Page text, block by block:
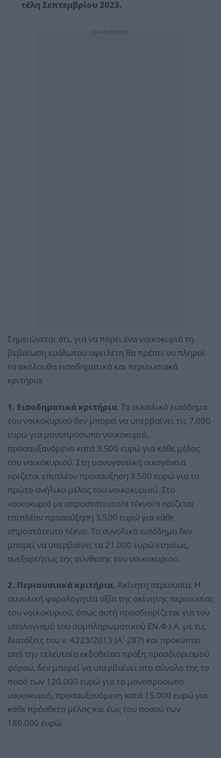
τέλη Σεπτεμβρίου 2023.
Σημειώνεται ότι, για να πάρει ένα νοικοκυριό τη
βεβαίωση ευάλωτου οφειλέτη θα πρέπει να πληροί
τα ακόλουθα εισοδηματικά και περιουσιακά
κριτήρια:
1. Εισοδηματικά κριτήρια. Το συνολικό εισόδημα
του νοικοκυριού δεν μπορεί να υπερβαίνει τις 7.000
ευρώ για μονοπρόσωπο νοικοκυριό,
προσαυξανόμενο κατά 3.500 ευρώ για κάθε μέλος
του νοικοκυριού. Στη μονογονεϊκή οικογένεια
ορίζεται επιπλέον προσαύξηση 3.500 ευρώ για το
πρώτο ανήλικο μέλος του νοικοκυριού. Στο
νοικοκυριό με απροστάτευτο/α τέκνο/α ορίζεται
επιπλέον προσαύξηση 3.500 ευρώ για κάθε
απροστάτευτο τέκνο. Το συνολικό εισόδημα δεν
μπορεί να υπερβαίνει τα 21.000 ευρώ ετησίως,
ανεξαρτήτως της σύνθεσης του νοικοκυριού.
2. Περιουσιακά κριτήρια. Ακίνητη περιουσία: Η
συνολική φορολογητέα αξία της ακίνητης περιουσίας
του νοικοκυριού, όπως αυτή προσδιορίζεται για τον
υπολογισμό του συμπληρωματικού ΕΝ.Φ.Ι.Α. με τις
διατάξεις του ν. 4223/2013 (Α` 287) και προκύπτει
από την τελευταία εκδοθείσα πράξη προσδιορισμού
φόρου, δεν μπορεί να υπερβαίνει στο σύνολο της το
ποσό των 120.000 ευρώ για το μονοπρόσωπο
νοικοκυριό, προσαυξανόμενη κατά 15.000 ευρώ για
κάθε πρόσθετο μέλος και έως του ποσού των
180.000 ευρώ.